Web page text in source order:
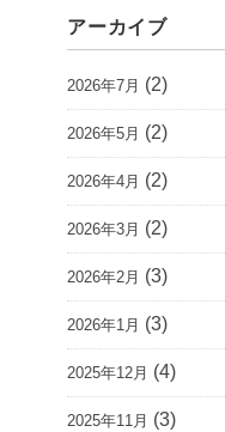
アーカイブ
2026年7月 (2)
2026年5月 (2)
2026年4月 (2)
2026年3月 (2)
2026年2月 (3)
2026年1月 (3)
2025年12月 (4)
2025年11月 (3)